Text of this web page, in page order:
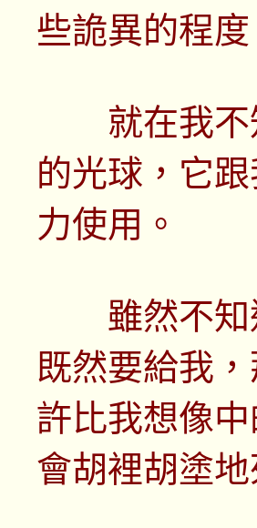
些詭異的程度
就在我不
的光球，它
力使用。
雖然不知
既然要給我
許比我想像
會胡裡胡塗